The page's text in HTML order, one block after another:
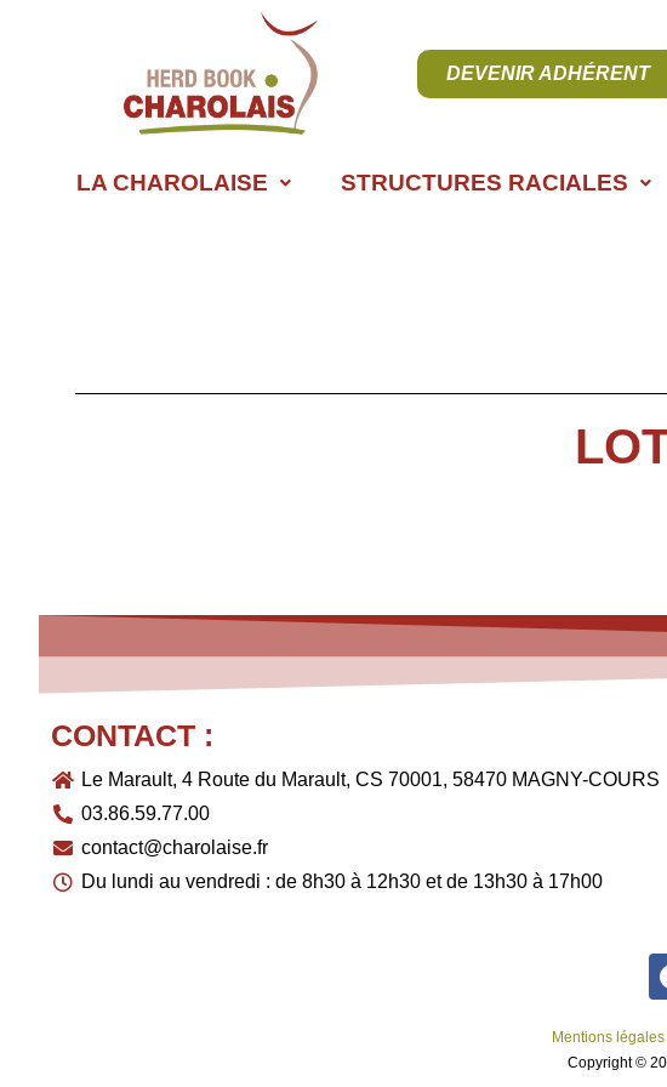
DEVENIR ADHÉRENT
LA CHAROLAISE STRUCTURES RACIALES
CONTACT :
Le Marault, 4 Route du Marault, CS 70001, 58470 MAGNY-COURS
03.86.59.77.00
contact@charolaise.fr
Du lundi au vendredi : de 8h30 à 12h30 et de 13h30 à 17h00
Mentions légales
Copyright ©